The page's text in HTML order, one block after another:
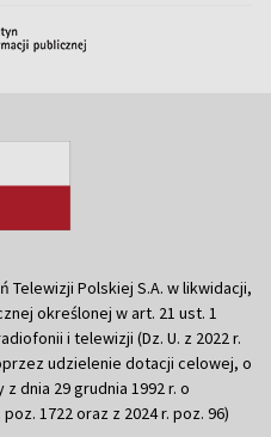
Telewizji Polskiej S.A. w likwidacji,
określonej w art. 21 ust. 1
i telewizji (Dz. U. z 2022 r.
udzielenie dotacji celowej, o
dnia 29 grudnia 1992 r. o
1722 oraz z 2024 r. poz. 96)